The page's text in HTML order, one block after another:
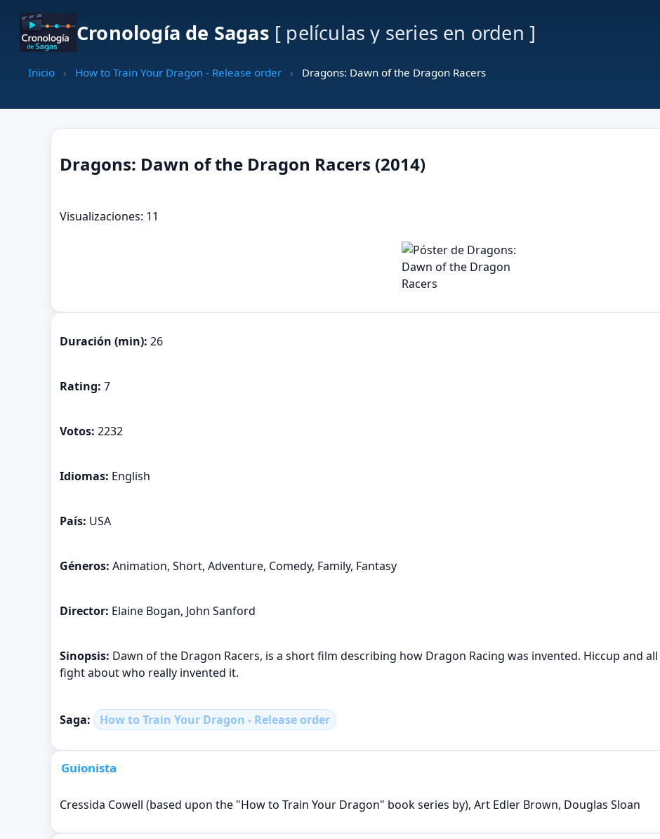
Cronología de Sagas [ películas y series en orden ]
Inicio › How to Train Your Dragon - Release order › Dragons: Dawn of the Dragon Racers
Dragons: Dawn of the Dragon Racers (2014)
Visualizaciones: 11
Duración (min): 26
Rating: 7
Votos: 2232
Idiomas: English
País: USA
Géneros: Animation, Short, Adventure, Comedy, Family, Fantasy
Director: Elaine Bogan, John Sanford
Sinopsis: Dawn of the Dragon Racers, is a short film describing how Dragon Racing was invented. Hiccup and
fight about who really invented it.
Saga: How to Train Your Dragon - Release order
Guionista
Cressida Cowell (based upon the "How to Train Your Dragon" book series by), Art Edler Brown, Douglas Sloan